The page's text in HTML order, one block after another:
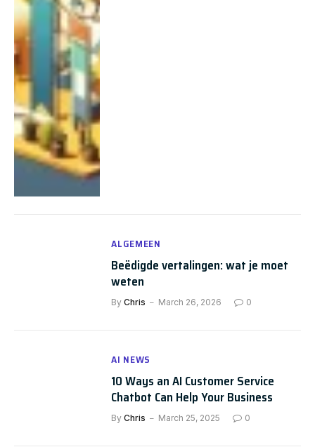
ALGEMEEN
Beëdigde vertalingen: wat je moet
weten
By Chris March 26, 2026 0
AI NEWS
10 Ways an AI Customer Service
Chatbot Can Help Your Business
By Chris March 25, 2025 0